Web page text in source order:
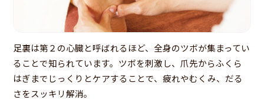
足裏は第２の心臓と呼ばれるほど、全身のツボが集まってい
ることで知られています。ツボを刺激し、爪先からふくら
はぎまでじっくりとケアすることで、疲れやむくみ、だる
さをスッキリ解消。